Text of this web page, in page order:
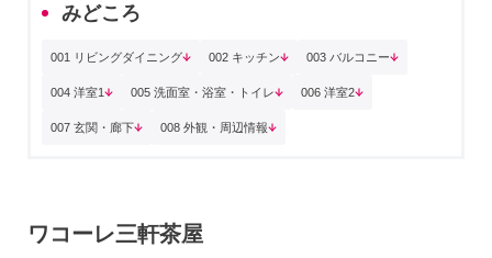
みどころ
001 リビングダイニング 002 キッチン 003 バルコニー
004 洋室1 005 洗面室・浴室・トイレ 006 洋室2
007 玄関・廊下 008 外観・周辺情報
ワコーレ三軒茶屋